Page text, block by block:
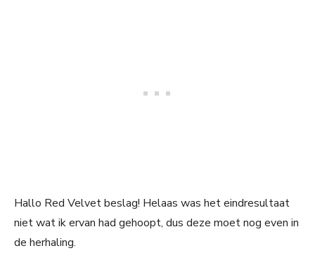
Hallo Red Velvet beslag! Helaas was het eindresultaat
niet wat ik ervan had gehoopt, dus deze moet nog even in
de herhaling.